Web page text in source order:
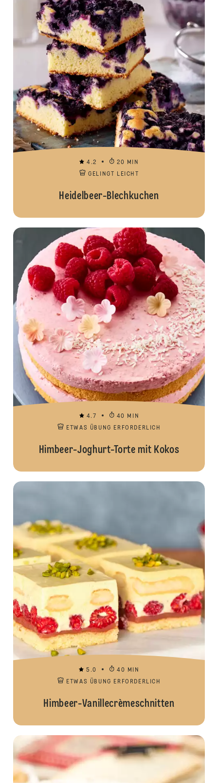
4.2
20 MIN
GELINGT LEICHT
Heidelbeer-Blechkuchen
4.7
40 MIN
ETWAS ÜBUNG ERFORDERLICH
Himbeer-Joghurt-Torte mit Kokos
5.0
40 MIN
ETWAS ÜBUNG ERFORDERLICH
Himbeer-Vanillecrèmeschnitten